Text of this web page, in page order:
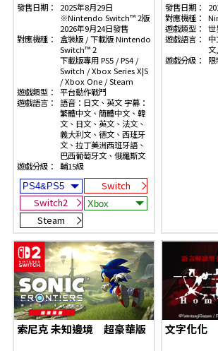
發售日期：
2025年8月29日
※Nintendo Switch™ 2版
2026年9月24日發售
對應機種：
盒裝版 / 下載版 Nintendo
Switch™ 2
下載版專用 PS5 / PS4 /
Switch / Xbox Series X|S
/ Xbox One / Steam
遊戲類型：
平台動作戰鬥
遊戲語言：
語音：日文、英文 字幕：
繁體中文、簡體中文、韓
文、日文、英文、法文、
義大利文、德文、西班牙
文、拉丁美洲西班牙語、
巴西葡萄牙文、俄羅斯文
遊戲分級：
輔15級
Switch
Switch2
Steam
發售日期：
對應機種：
遊戲類型：
世
遊戲語言：
遊戲分級：
索尼克 未知邊境 超豪華版 文字化化